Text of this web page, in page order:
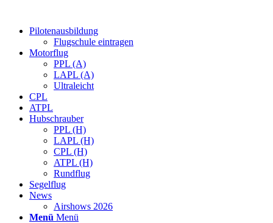
Pilotenausbildung
Flugschule eintragen
Motorflug
PPL (A)
LAPL (A)
Ultraleicht
CPL
ATPL
Hubschrauber
PPL (H)
LAPL (H)
CPL (H)
ATPL (H)
Rundflug
Segelflug
News
Airshows 2026
Menü Menü